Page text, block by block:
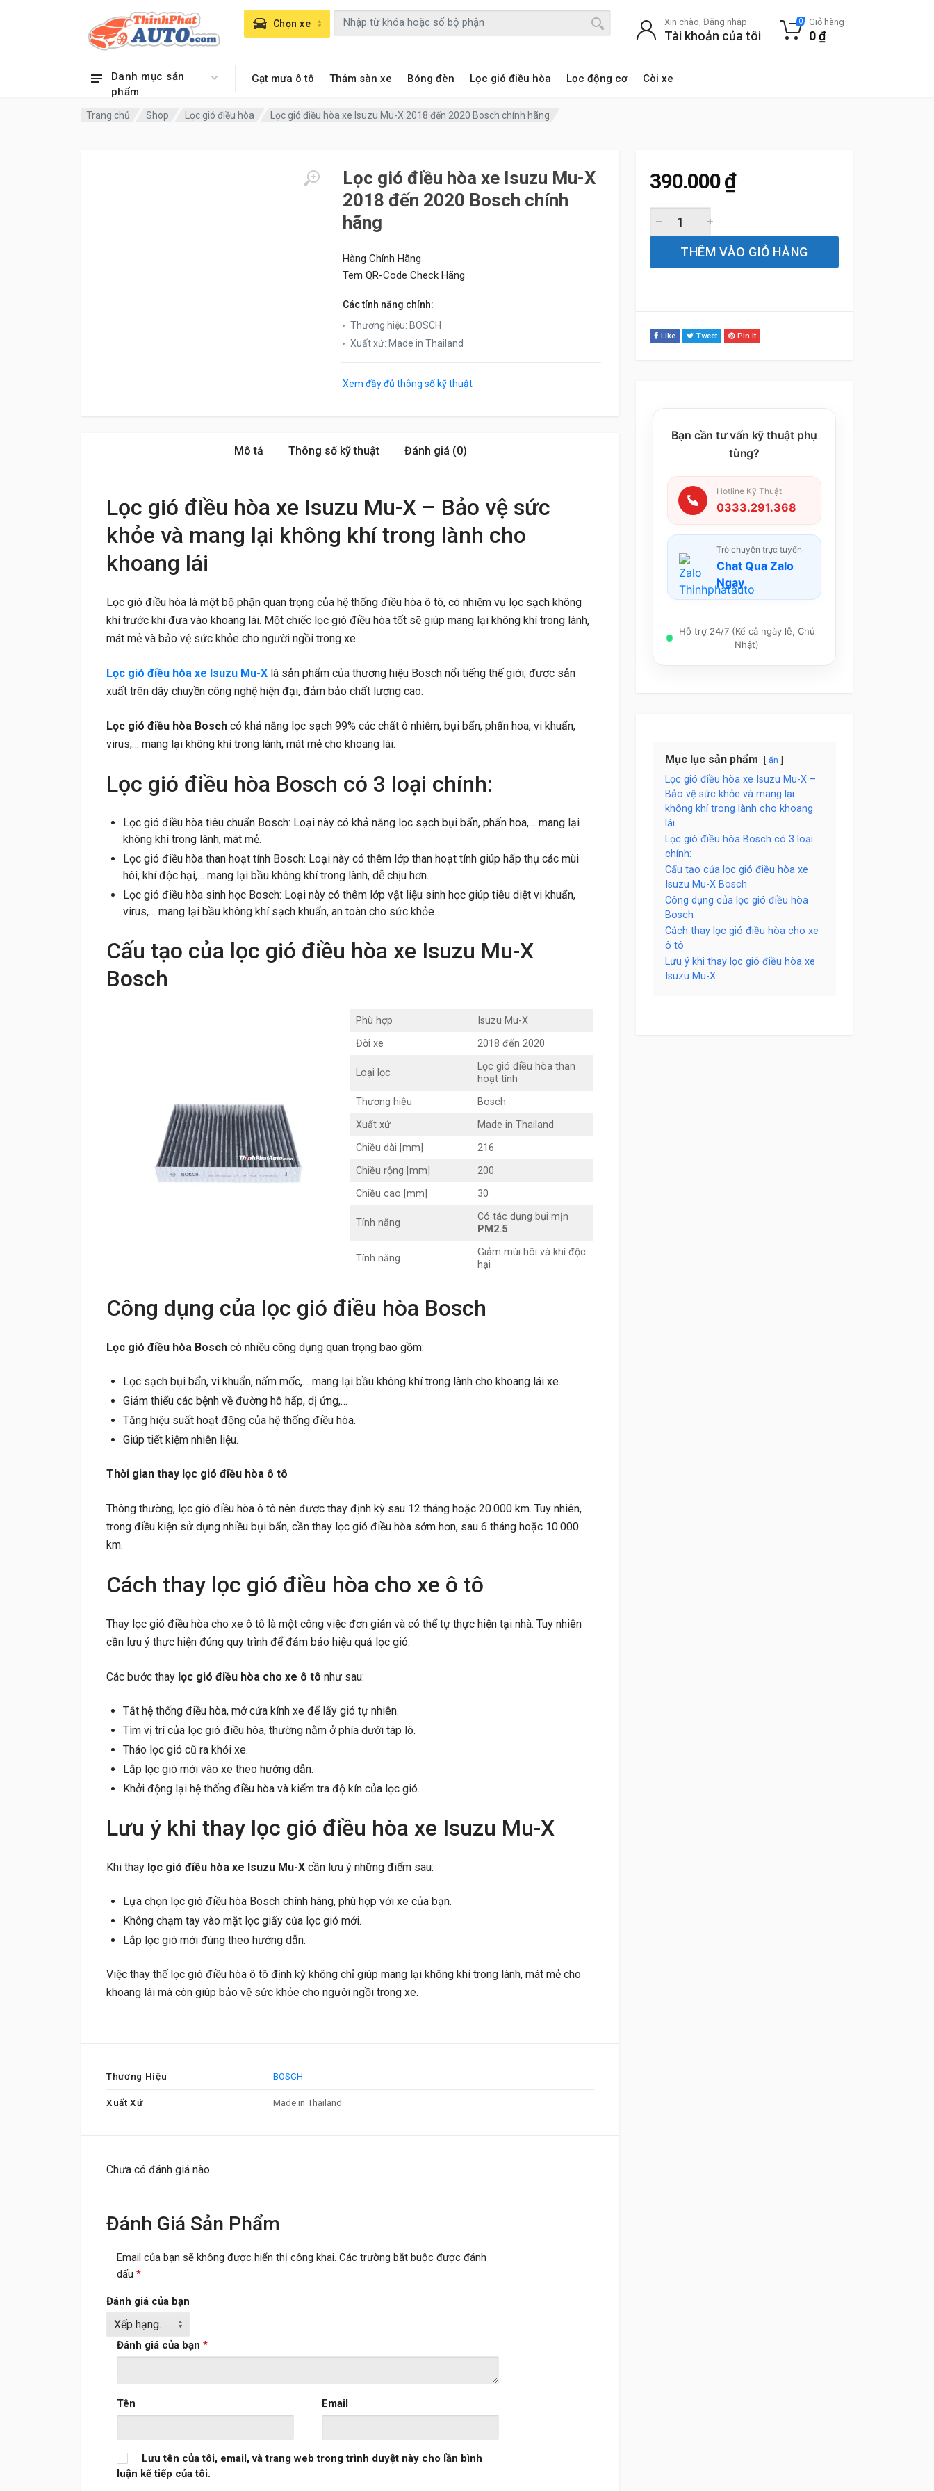
Danh mục sản
phẩm
Gạt mưa ô tô Thảm sàn xe Bóng đèn Lọc gió điều hòa Lọc động cơ Còi xe
Chọn xe Xin chào, Đăng nhập
Tài khoản của tôi
0 Giỏ hàng
0₫
Trang chủ Shop Lọc gió điều hòa Lọc gió điều hòa xe Isuzu Mu-X 2018 đến 2020 Bosch chính hãng
Lọc gió điều hòa xe Isuzu Mu-X
2018 đến 2020 Bosch chính
hãng
Hàng Chính Hãng
Tem QR-Code Check Hãng
Các tính năng chính:
Thương hiệu: BOSCH
Xuất xứ: Made in Thailand
Xem đầy đủ thông số kỹ thuật
390.000₫
THÊM VÀO GIỎ HÀNG
Like Tweet Pin It
Bạn cần tư vấn kỹ thuật phụ
tùng?
Hotline Kỹ Thuật
0333.291.368
Trò chuyện trực tuyến
Chat Qua Zalo
Ngay
Hỗ trợ 24/7 (Kể cả ngày lễ, Chủ
Nhật)
Mục lục sản phẩm ẩn
Lọc gió điều hòa xe Isuzu Mu-X –
Bảo vệ sức khỏe và mang lại
không khí trong lành cho khoang
lái
Lọc gió điều hòa Bosch có 3 loại
chính:
Cấu tạo của lọc gió điều hòa xe
Isuzu Mu-X Bosch
Công dụng của lọc gió điều hòa
Bosch
Cách thay lọc gió điều hòa cho xe
ô tô
Lưu ý khi thay lọc gió điều hòa xe
Isuzu Mu-X
Mô tả Thông số kỹ thuật Đánh giá (0)
Lọc gió điều hòa xe Isuzu Mu-X – Bảo vệ sức
khỏe và mang lại không khí trong lành cho
khoang lái
Lọc gió điều hòa là một bộ phận quan trọng của hệ thống điều hòa ô tô, có nhiệm vụ lọc sạch không
khí trước khi đưa vào khoang lái. Một chiếc lọc gió điều hòa tốt sẽ giúp mang lại không khí trong lành,
mát mẻ và bảo vệ sức khỏe cho người ngồi trong xe.
Lọc gió điều hòa xe Isuzu Mu-X là sản phẩm của thương hiệu Bosch nổi tiếng thế giới, được sản
xuất trên dây chuyền công nghệ hiện đại, đảm bảo chất lượng cao.
Lọc gió điều hòa Bosch có khả năng lọc sạch 99% các chất ô nhiễm, bụi bẩn, phấn hoa, vi khuẩn,
virus,… mang lại không khí trong lành, mát mẻ cho khoang lái.
Lọc gió điều hòa Bosch có 3 loại chính:
Lọc gió điều hòa tiêu chuẩn Bosch: Loại này có khả năng lọc sạch bụi bẩn, phấn hoa,… mang lại
không khí trong lành, mát mẻ.
Lọc gió điều hòa than hoạt tính Bosch: Loại này có thêm lớp than hoạt tính giúp hấp thụ các mùi
hôi, khí độc hại,… mang lại bầu không khí trong lành, dễ chịu hơn.
Lọc gió điều hòa sinh học Bosch: Loại này có thêm lớp vật liệu sinh học giúp tiêu diệt vi khuẩn,
virus,… mang lại bầu không khí sạch khuẩn, an toàn cho sức khỏe.
Cấu tạo của lọc gió điều hòa xe Isuzu Mu-X
Bosch
Phù hợp
Isuzu Mu-X
Đời xe
2018 đến 2020
Loại lọc
Lọc gió điều hòa than
hoạt tính
Thương hiệu
Bosch
Xuất xứ
Made in Thailand
Chiều dài [mm]
216
Chiều rộng [mm]
200
Chiều cao [mm]
30
Tính năng
Có tác dụng bụi mịn
PM2.5
Tính năng
Giảm mùi hôi và khí độc
hại
Công dụng của lọc gió điều hòa Bosch
Lọc gió điều hòa Bosch có nhiều công dụng quan trọng bao gồm:
Lọc sạch bụi bẩn, vi khuẩn, nấm mốc,… mang lại bầu không khí trong lành cho khoang lái xe.
Giảm thiểu các bệnh về đường hô hấp, dị ứng,…
Tăng hiệu suất hoạt động của hệ thống điều hòa.
Giúp tiết kiệm nhiên liệu.
Thời gian thay lọc gió điều hòa ô tô
Thông thường, lọc gió điều hòa ô tô nên được thay định kỳ sau 12 tháng hoặc 20.000 km. Tuy nhiên,
trong điều kiện sử dụng nhiều bụi bẩn, cần thay lọc gió điều hòa sớm hơn, sau 6 tháng hoặc 10.000
km.
Cách thay lọc gió điều hòa cho xe ô tô
Thay lọc gió điều hòa cho xe ô tô là một công việc đơn giản và có thể tự thực hiện tại nhà. Tuy nhiên
cần lưu ý thực hiện đúng quy trình để đảm bảo hiệu quả lọc gió.
Các bước thay lọc gió điều hòa cho xe ô tô như sau:
Tắt hệ thống điều hòa, mở cửa kính xe để lấy gió tự nhiên.
Tìm vị trí của lọc gió điều hòa, thường nằm ở phía dưới táp lô.
Tháo lọc gió cũ ra khỏi xe.
Lắp lọc gió mới vào xe theo hướng dẫn.
Khởi động lại hệ thống điều hòa và kiểm tra độ kín của lọc gió.
Lưu ý khi thay lọc gió điều hòa xe Isuzu Mu-X
Khi thay lọc gió điều hòa xe Isuzu Mu-X cần lưu ý những điểm sau:
Lựa chọn lọc gió điều hòa Bosch chính hãng, phù hợp với xe của bạn.
Không chạm tay vào mặt lọc giấy của lọc gió mới.
Lắp lọc gió mới đúng theo hướng dẫn.
Việc thay thế lọc gió điều hòa ô tô định kỳ không chỉ giúp mang lại không khí trong lành, mát mẻ cho
khoang lái mà còn giúp bảo vệ sức khỏe cho người ngồi trong xe.
Thương Hiệu BOSCH
Xuất Xứ Made in Thailand
Chưa có đánh giá nào.
Đánh Giá Sản Phẩm
Email của bạn sẽ không được hiển thị công khai. Các trường bắt buộc được đánh
dấu *
Đánh giá của bạn
Đánh giá của bạn *
Tên Email
Lưu tên của tôi, email, và trang web trong trình duyệt này cho lần bình
luận kế tiếp của tôi.